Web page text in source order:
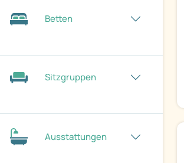
Betten
Sitzgruppen
Ausstattungen